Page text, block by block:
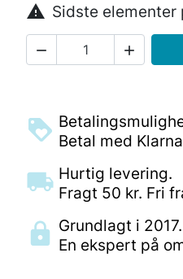
 Sidste elementer
 
Betal med
Hurtig levering.
Fragt 50 kr. Fri
Grundlagt i 2017.
En ekspert på